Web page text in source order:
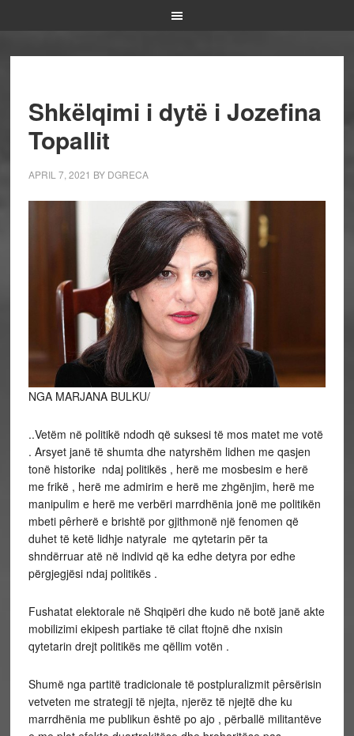
Shkëlqimi i dytë i Jozefina
Topallit
APRIL 7, 2021 BY DGRECA
NGA MARJANA BULKU/
..Vetëm në politikë ndodh që suksesi të mos matet me votë
. Arsyet janë të shumta dhe natyrshëm lidhen me qasjen
tonë historike ndaj politikës , herë me mosbesim e herë
me frikë , herë me admirim e herë me zhgënjim, herë me
manipulim e herë me verbëri marrdhënia jonë me politikën
mbeti pêrherë e brishtë por gjithmonë një fenomen që
duhet të ketë lidhje natyrale me qytetarin për ta
shndërruar atë në individ që ka edhe detyra por edhe
përgjegjësi ndaj politikës .
Fushatat elektorale në Shqipëri dhe kudo në botë janë akte
mobilizimi ekipesh partiake të cilat ftojnë dhe nxisin
qytetarin drejt politikës me qëllim votën .
Shumë nga partitë tradicionale të postpluralizmit pêrsërisin
vetveten me strategji të njejta, njerëz të njejtë dhe ku
marrdhënia me publikun është po ajo , përballë militantëve